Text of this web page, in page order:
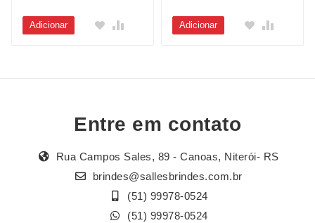
Adicionar Adicionar
Entre em contato
Rua Campos Sales, 89 - Canoas, Niterói- RS
brindes@sallesbrindes.com.br
(51) 99978-0524
(51) 99978-0524